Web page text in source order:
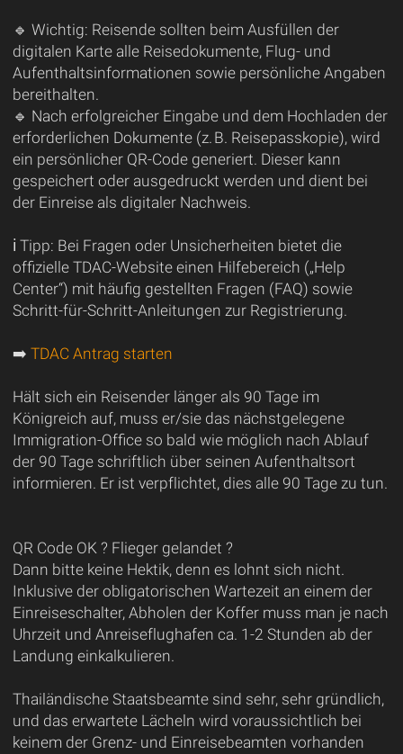
🔹 Wichtig: Reisende sollten beim Ausfüllen der
digitalen Karte alle Reisedokumente, Flug- und
Aufenthaltsinformationen sowie persönliche Angaben
bereithalten.
🔹 Nach erfolgreicher Eingabe und dem Hochladen der
erforderlichen Dokumente (z. B. Reisepasskopie), wird
ein persönlicher QR-Code generiert. Dieser kann
gespeichert oder ausgedruckt werden und dient bei
der Einreise als digitaler Nachweis.
ℹ️ Tipp: Bei Fragen oder Unsicherheiten bietet die
offizielle TDAC-Website einen Hilfebereich („Help
Center“) mit häufig gestellten Fragen (FAQ) sowie
Schritt-für-Schritt-Anleitungen zur Registrierung.
➡️ TDAC Antrag starten
Hält sich ein Reisender länger als 90 Tage im
Königreich auf, muss er/sie das nächstgelegene
Immigration-Office so bald wie möglich nach Ablauf
der 90 Tage schriftlich über seinen Aufenthaltsort
informieren. Er ist verpflichtet, dies alle 90 Tage zu tun.
QR Code OK ? Flieger gelandet ?
Dann bitte keine Hektik, denn es lohnt sich nicht.
Inklusive der obligatorischen Wartezeit an einem der
Einreiseschalter, Abholen der Koffer muss man je nach
Uhrzeit und Anreiseflughafen ca. 1-2 Stunden ab der
Landung einkalkulieren.
Thailändische Staatsbeamte sind sehr, sehr gründlich,
und das erwartete Lächeln wird voraussichtlich bei
keinem der Grenz- und Einreisebeamten vorhanden